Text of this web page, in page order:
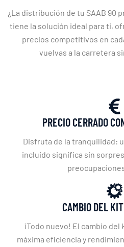
¿La distribución de tu SAAB 90
tiene la solución ideal para ti,
precios competitivos en
vuelvas a la carretera
PRECIO CERRADO
Disfruta de la tranquilidad:
incluido significa sin
CAMBIO DEL
¡Todo nuevo! El cambio
máxima eficiencia y